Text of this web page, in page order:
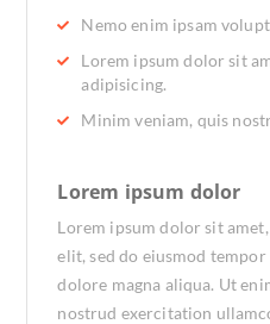
Nemo enim ipsam
Lorem ipsum dolor sit
adipisicing.
Minim veniam, quis
Lorem ipsum dolor
Lorem ipsum dolor sit
elit, sed do eiusmod
dolore magna aliqua. Ut
nostrud exercitation